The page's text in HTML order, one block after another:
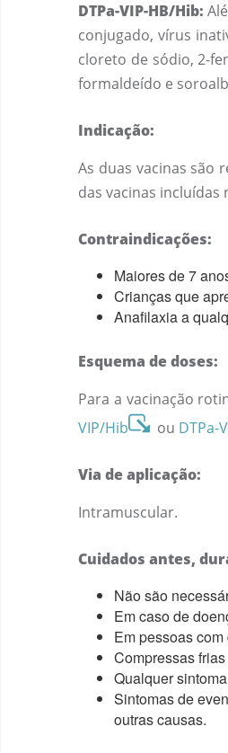
DTPa-VIP-HB/Hib:
conjugado, vírus
cloreto de sódio, 2-
formaldeído e
Indicação:
As duas vacinas são
das vacinas incluídas
Contraindicações:
Maiores de 7
Crianças que
Anafilaxia a
Esquema de doses:
Para a vacinação
VIP/Hib
ou DTPa-
Via de aplicação:
Intramuscular.
Cuidados antes,
Não são
Em caso de
Em pessoas
Compressas
Qualquer
Sintomas de
outras causas.